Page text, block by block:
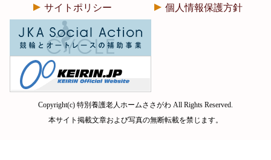
サイトポリシー 個人情報保護方針
Copyright(c) 特別養護老人ホームささがわ All Rights Reserved.
本サイト掲載文章および写真の無断転載を禁じます。